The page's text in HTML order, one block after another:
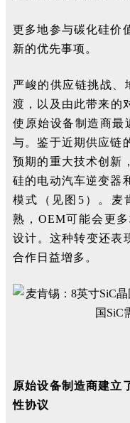
更多地参与碳化硅价
新的优先事项。
严峻的供应链挑战、
渡，以及由此带来的
使原始设备制造商最
与。鉴于近期供应链
预期的重大技术创新
硅的电动汽车逆变器
模式（见图5）。麦
熟，OEM可能会更
设计。这种转变还表
合作日益增多。
原始设备制造商建立
性协议